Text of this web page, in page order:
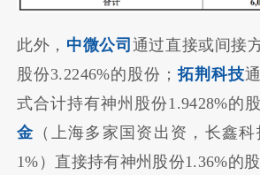
此外， 中微公司 通过直接或间接
股份3.2246%的股份；拓荆科技
式合计持有神州股份1.9428%的股
金 （上海多家国资出资，长鑫
1%）直接持有神州股份1.36%的股